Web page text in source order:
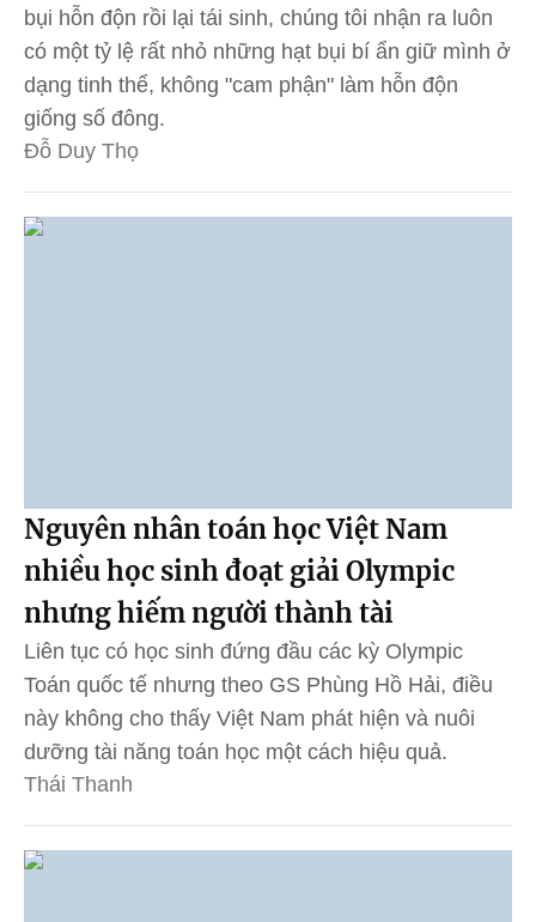
bụi hỗn độn rồi lại tái sinh, chúng tôi nhận ra luôn
có một tỷ lệ rất nhỏ những hạt bụi bí ẩn giữ mình ở
dạng tinh thể, không "cam phận" làm hỗn độn
giống số đông.
Đỗ Duy Thọ
Nguyên nhân toán học Việt Nam
nhiều học sinh đoạt giải Olympic
nhưng hiếm người thành tài
Liên tục có học sinh đứng đầu các kỳ Olympic
Toán quốc tế nhưng theo GS Phùng Hồ Hải, điều
này không cho thấy Việt Nam phát hiện và nuôi
dưỡng tài năng toán học một cách hiệu quả.
Thái Thanh